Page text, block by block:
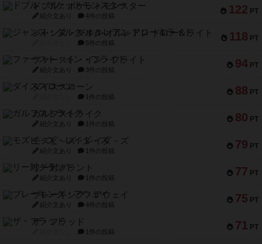
122 PT
ドブル：ポケットモンスター
紹介文あり 4件の投稿
118 PT
ジャンヌ・ダルク-オルレアン ドロー＆ライト
5件の投稿
94 PT
ファースト・イン・フライト
紹介文あり 3件の投稿
88 PT
ダイススローン
1件の投稿
80 PT
ガルフストライク
紹介文あり 1件の投稿
79 PT
モズビ－ズ・レイダ－ズ
紹介文あり 1件の投稿
77 PT
リー対グラント
紹介文あり 1件の投稿
75 PT
ブレーキング・アウェイ
紹介文あり 4件の投稿
71 PT
ザ・フラッド
1件の投稿